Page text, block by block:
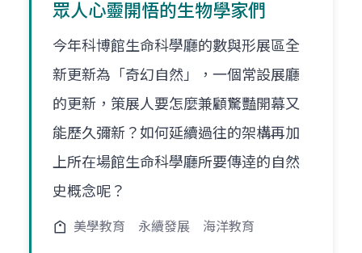
眾人心靈開悟的生物學家們
今年科博館生命科學廳的數與形展區全
新更新為「奇幻自然」，一個常設展廳
的更新，策展人要怎麼兼顧驚豔開幕又
能歷久彌新？如何延續過往的架構再加
上所在場館生命科學廳所要傳逹的自然
史概念呢？
美學教育 永續發展 海洋教育